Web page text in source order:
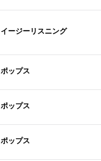
イージーリスニング
ポップス
ポップス
ポップス